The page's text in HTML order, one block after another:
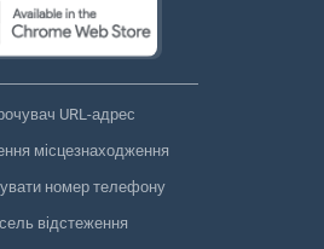
URL-адрес
місцезнаходження
номер телефону
відстеження